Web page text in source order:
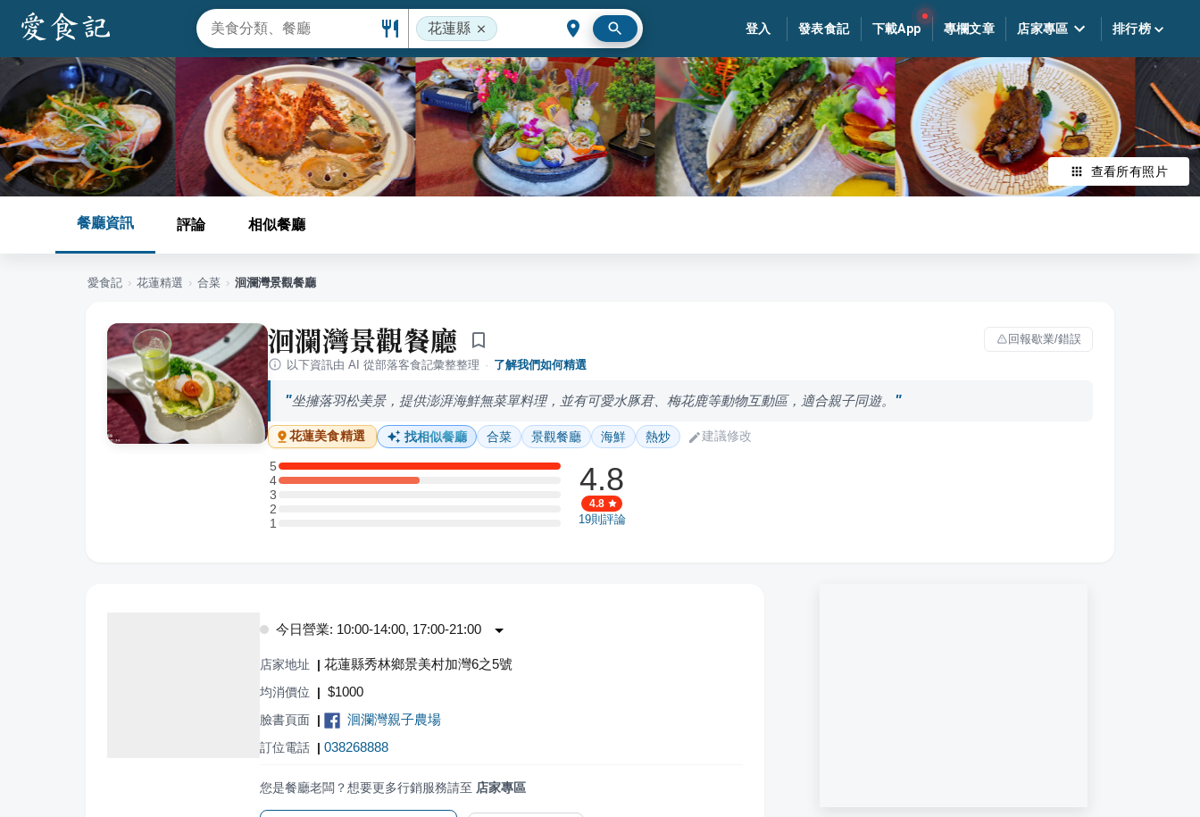
花蓮縣 登入 發表食記 下載App 專欄文章 店家專區 排行榜
查看所有照片
餐廳資訊 評論 相似餐廳
愛食記 › 花蓮精選 › 合菜 › 洄瀾灣景觀餐廳
洄瀾灣景觀餐廳
回報歇業/錯誤
以下資訊由 AI 從部落客食記彙整整理 · 了解我們如何精選
坐擁落羽松美景，提供澎湃海鮮無菜單料理，並有可愛水豚君、梅花鹿等動物互動區，適合親子同遊。
花蓮美食精選 找相似餐廳 合菜 景觀餐廳 海鮮 熱炒 建議修改
5
5 星：6 則評論
4
4 星：3 則評論
3
3 星：0 則評論
2
2 星：0 則評論
11 星：0 則評論
4.8
4.8
19則評論
今日營業: 10:00-14:00, 17:00-21:00
店家地址 | 花蓮縣秀林鄉景美村加灣6之5號
均消價位 | $1000
臉書頁面 | 洄瀾灣親子農場
訂位電話 | 038268888
您是餐廳老闆？想要更多行銷服務請至 店家專區